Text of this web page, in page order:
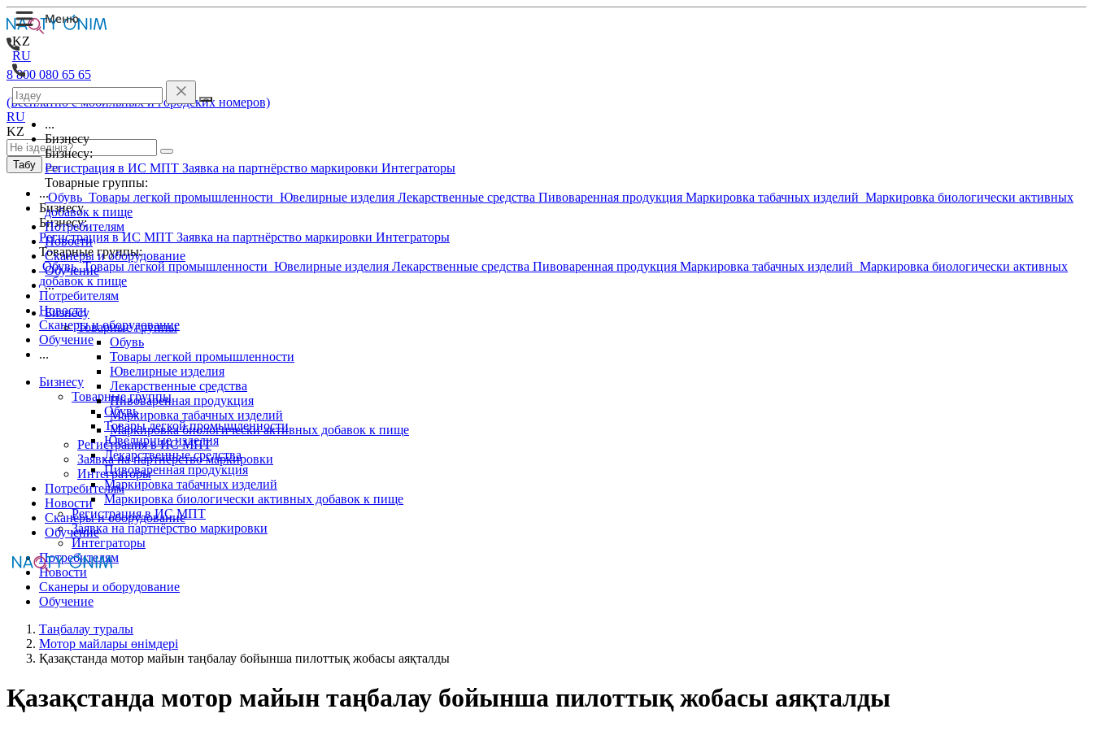
KZ
RU
...
Бизнесу
Бизнесу:
Регистрация в ИС МПТ Заявка на партнёрство маркировки Интеграторы
Товарные группы:
Обувь Товары легкой промышленности Ювелирные изделия Лекарственные средства Пивоваренная продукция Маркировка табачных изделий Маркировка биологически активных
добавок к пище
Потребителям
Новости
Сканеры и оборудование
Обучение
...
Бизнесу
Товарные группы
Обувь
Товары легкой промышленности
Ювелирные изделия
Лекарственные средства
Пивоваренная продукция
Маркировка табачных изделий
Маркировка биологически активных добавок к пище
Регистрация в ИС МПТ
Заявка на партнёрство маркировки
Интеграторы
Потребителям
Новости
Сканеры и оборудование
Обучение
8 800 080 65 65
(Бесплатно с мобильных и городских номеров)
RU
KZ
Табу
...
Бизнесу
Бизнесу:
Регистрация в ИС МПТ Заявка на партнёрство маркировки Интеграторы
Товарные группы:
ОбувьТовары легкой промышленности Ювелирные изделия Лекарственные средства Пивоваренная продукция Маркировка табачных изделий Маркировка биологически активных
добавок к пище
Потребителям
Новости
Сканеры и оборудование
Обучение
...
Бизнесу
Товарные группы
Обувь
Товары легкой промышленности
Ювелирные изделия
Лекарственные средства
Пивоваренная продукция
Маркировка табачных изделий
Маркировка биологически активных добавок к пище
Регистрация в ИС МПТ
Заявка на партнёрство маркировки
Интеграторы
Потребителям
Новости
Сканеры и оборудование
Обучение
Таңбалау туралы
Мотор майлары өнімдері
Қазақстанда мотор майын таңбалау бойынша пилоттық жобаcы аяқталды
Қазақстанда мотор майын таңбалау бойынша пилоттық жобаcы аяқталды